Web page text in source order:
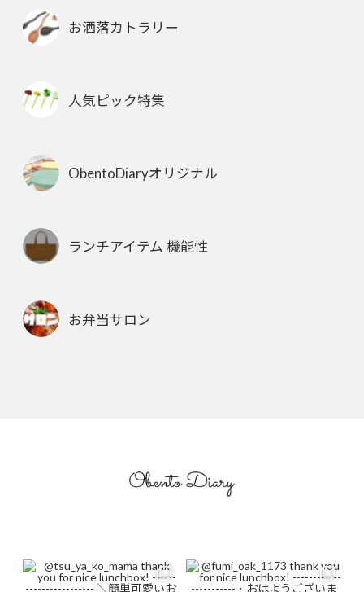
お洒落カトラリー
人気ピック特集
ObentoDiaryオリジナル
ランチアイテム 機能性
お弁当サロン